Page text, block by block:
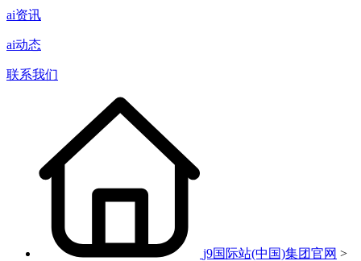
ai资讯
ai动态
联系我们
j9国际站(中国)集团官网 >